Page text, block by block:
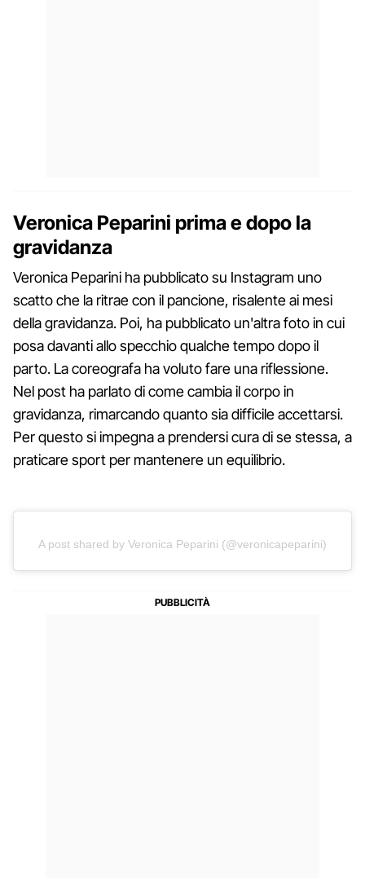
Veronica Peparini prima e dopo la
gravidanza
Veronica Peparini ha pubblicato su Instagram uno
scatto che la ritrae con il pancione, risalente ai mesi
della gravidanza. Poi, ha pubblicato un'altra foto in cui
posa davanti allo specchio qualche tempo dopo il
parto. La coreografa ha voluto fare una riflessione.
Nel post ha parlato di come cambia il corpo in
gravidanza, rimarcando quanto sia difficile accettarsi.
Per questo si impegna a prendersi cura di se stessa, a
praticare sport per mantenere un equilibrio.
A post shared by Veronica Peparini (@veronicapeparini)